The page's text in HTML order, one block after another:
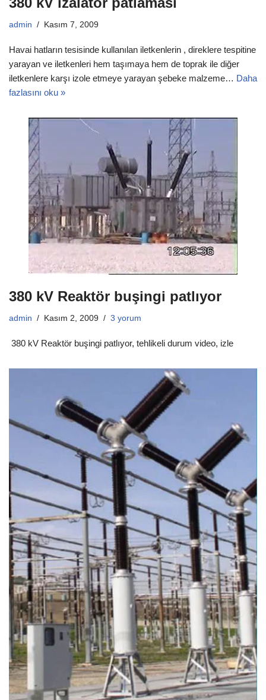
admin Kasım 7, 2009
Havai hatların tesisinde kullanılan iletkenlerin , direklere tespitine
yarayan ve iletkenleri hem taşımaya hem de toprak ile diğer
iletkenlere karşı izole etmeye yarayan şebeke malzeme… Daha
fazlasını oku »
380 kV Reaktör buşingi patlıyor
admin Kasım 2, 2009 3 yorum
380 kV Reaktör buşingi patlıyor, tehlikeli durum video, izle